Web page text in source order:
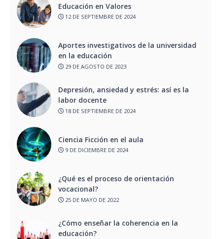
Educación en Valores
12 DE SEPTIEMBRE DE 2024
Aportes investigativos de la universidad
en la educación
29 DE AGOSTO DE 2023
Depresión, ansiedad y estrés: así es la
labor docente
18 DE SEPTIEMBRE DE 2024
Ciencia Ficción en el aula
9 DE DICIEMBRE DE 2024
¿Qué es el proceso de orientación
vocacional?
25 DE MAYO DE 2022
¿Cómo enseñar la coherencia en la
educación?